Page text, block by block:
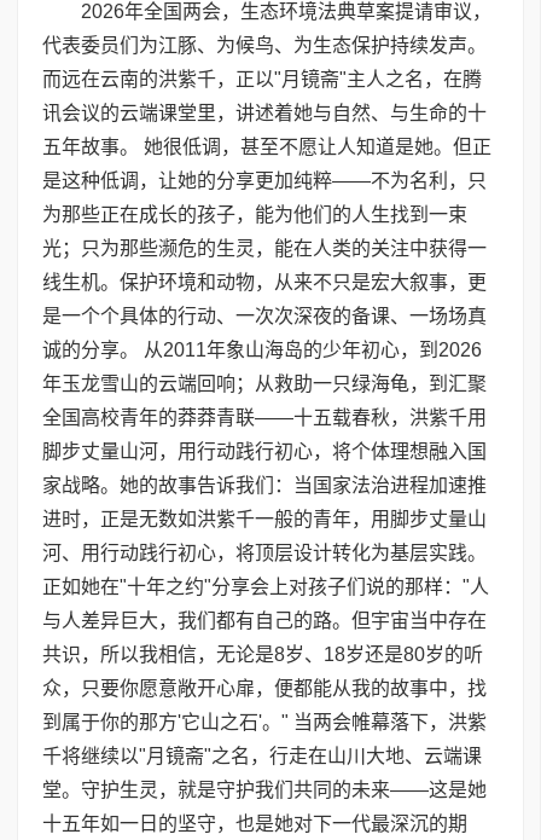
2026年全国两会，生态环境法典草案提请审议，
代表委员们为江豚、为候鸟、为生态保护持续发声。
而远在云南的洪紫千，正以"月镜斋"主人之名，在腾
讯会议的云端课堂里，讲述着她与自然、与生命的十
五年故事。 她很低调，甚至不愿让人知道是她。但正
是这种低调，让她的分享更加纯粹——不为名利，只
为那些正在成长的孩子，能为他们的人生找到一束
光；只为那些濒危的生灵，能在人类的关注中获得一
线生机。保护环境和动物，从来不只是宏大叙事，更
是一个个具体的行动、一次次深夜的备课、一场场真
诚的分享。 从2011年象山海岛的少年初心，到2026
年玉龙雪山的云端回响；从救助一只绿海龟，到汇聚
全国高校青年的莽莽青联——十五载春秋，洪紫千用
脚步丈量山河，用行动践行初心，将个体理想融入国
家战略。她的故事告诉我们：当国家法治进程加速推
进时，正是无数如洪紫千一般的青年，用脚步丈量山
河、用行动践行初心，将顶层设计转化为基层实践。
正如她在"十年之约"分享会上对孩子们说的那样："人
与人差异巨大，我们都有自己的路。但宇宙当中存在
共识，所以我相信，无论是8岁、18岁还是80岁的听
众，只要你愿意敞开心扉，便都能从我的故事中，找
到属于你的那方'它山之石'。" 当两会帷幕落下，洪紫
千将继续以"月镜斋"之名，行走在山川大地、云端课
堂。守护生灵，就是守护我们共同的未来——这是她
十五年如一日的坚守，也是她对下一代最深沉的期